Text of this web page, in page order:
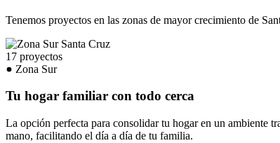
Tenemos proyectos en las zonas de mayor crecimiento de
17 proyectos
Zona Sur
Tu hogar familiar con todo cerca
La opción perfecta para consolidar tu hogar en un ambiente
mano, facilitando el día a día de tu familia.